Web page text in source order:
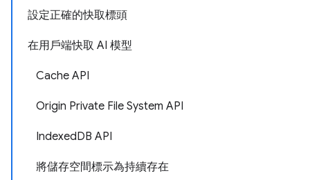
設定正確的快取標頭
在用戶端快取 AI 模型
Cache API
Origin Private File System API
IndexedDB API
將儲存空間標示為持續存在